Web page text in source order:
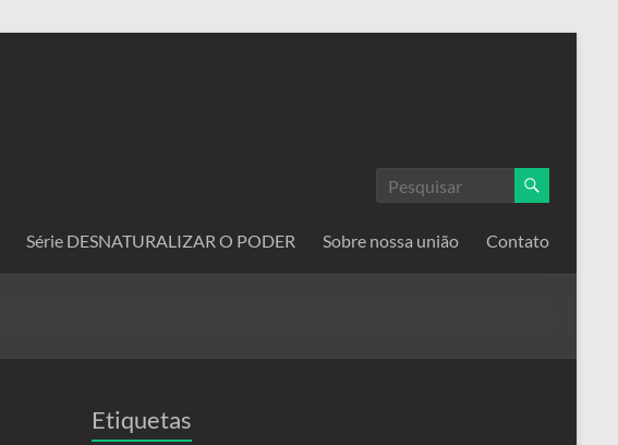
Série DESNATURALIZAR O PODER Sobre nossa união Contato
Etiquetas